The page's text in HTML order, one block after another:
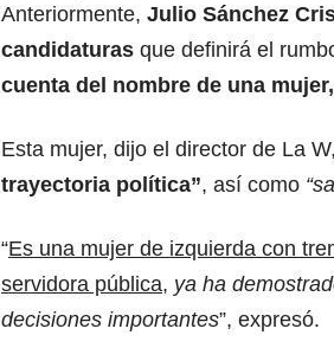
Anteriormente, Julio Sánchez
candidaturas que definirá el
cuenta del nombre de una
Esta mujer, dijo el director de La W,
trayectoria política”, así como
“Es una mujer de izquierda con
servidora pública, ya ha
decisiones importantes”, expresó.